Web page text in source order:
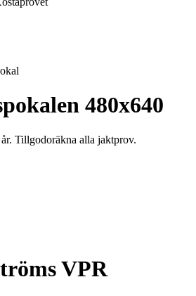
Tillgodoräkna alla jaktprov.